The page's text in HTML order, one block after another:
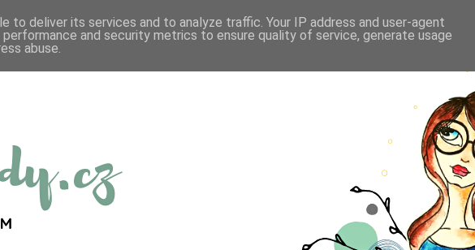
to deliver its services and to analyze traffic. Your IP address and user-agent
and security metrics to ensure quality of service, generate usage
abuse.